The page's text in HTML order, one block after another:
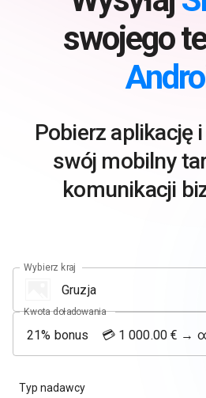
swojego
Pobierz aplikację
swój mobilny
komunikacji
Wybierz kraj
Kwota doładowania
Typ nadawcy